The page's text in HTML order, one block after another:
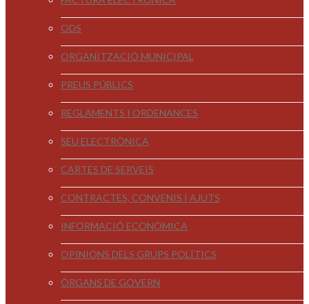
ODS
ORGANITZACIÓ MUNICIPAL
PREUS PÚBLICS
REGLAMENTS I ORDENANCES
SEU ELECTRÒNICA
CARTES DE SERVEIS
CONTRACTES, CONVENIS I AJUTS
INFORMACIÓ ECONÒMICA
OPINIONS DELS GRUPS POLÍTICS
ÒRGANS DE GOVERN